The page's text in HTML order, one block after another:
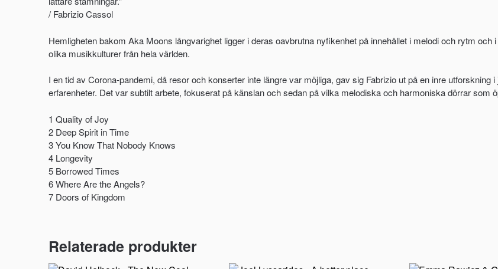
/ Fabrizio Cassol
Hemligheten bakom Aka Moons långvarighet ligger i deras oavbrutna nyfikenhet på innehållet i melodi och rytm
olika musikkulturer från hela världen.
I en tid av Corona-pandemi, då resor och konserter inte längre var möjliga, gav sig Fabrizio ut på en inre
erfarenheter. Det var subtilt arbete, fokuserat på känslan och sedan på vilka melodiska och harmoniska dörrar som
1 Quality of Joy
2 Deep Spirit in Time
3 You Know That Nobody Knows
4 Longevity
5 Borrowed Times
6 Where Are the Angels?
7 Doors of Kingdom
Relaterade produkter